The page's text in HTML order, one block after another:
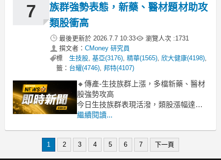
盤積
7
族群強勢表態，新藥、醫材題材助攻
類股衝高
最後更新於 2026.7.7 10:33 瀏覽人次 :1731
撰文者： CMoney 研究員
標
籤：
生技股,基亞(3176),精華(1565),欣大健康(4198),
台耀(4746),邦特(4107)
🔸傳產-生技族群上漲，多檔新藥、醫材
股強勢攻高
今日生技族群表現活潑，類股漲幅達
2.54%，盤面湧現多檔強勢股。其中，康
示市場對具備新藥研發進度或特色醫材
繼續閱讀...
1 2 3 4 5 6 7 下一頁